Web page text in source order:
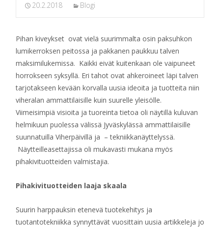
20.2.2018 Blogi
Pihan kiveykset ovat vielä suurimmalta osin paksuhkon
lumikerroksen peitossa ja pakkanen paukkuu talven
maksimilukemissa. Kaikki eivät kuitenkaan ole vaipuneet
horrokseen syksyllä. Eri tahot ovat ahkeroineet läpi talven
tarjotakseen kevään korvalla uusia ideoita ja tuotteita niin
viheralan ammattilaisille kuin suurelle yleisölle.
Viimeisimpiä visioita ja tuoreinta tietoa oli näytillä kuluvan
helmikuun puolessa välissä Jyväskylässä ammattilaisille
suunnatuilla Viherpäivillä ja – tekniikkanäyttelyssä.
Näytteilleasettajissa oli mukavasti mukana myös
pihakivituotteiden valmistajia.
Pihakivituotteiden laaja skaala
Suurin harppauksin etenevä tuotekehitys ja
tuotantotekniikka synnyttävät vuosittain uusia artikkeleja jo